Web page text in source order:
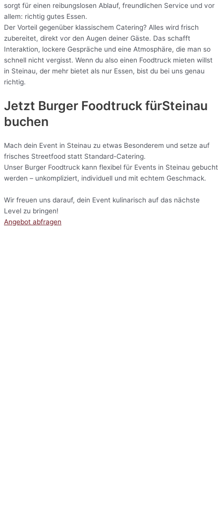
sorgt für einen reibungslosen Ablauf, freundlichen Service und vor
allem: richtig gutes Essen.
Der Vorteil gegenüber klassischem Catering? Alles wird frisch
zubereitet, direkt vor den Augen deiner Gäste. Das schafft
Interaktion, lockere Gespräche und eine Atmosphäre, die man so
schnell nicht vergisst. Wenn du also einen Foodtruck mieten willst
in Steinau, der mehr bietet als nur Essen, bist du bei uns genau
richtig.
Jetzt Burger Foodtruck fürSteinau
buchen
Mach dein Event in Steinau zu etwas Besonderem und setze auf
frisches Streetfood statt Standard-Catering.
Unser Burger Foodtruck kann flexibel für Events in Steinau gebucht
werden – unkompliziert, individuell und mit echtem Geschmack.
Wir freuen uns darauf, dein Event kulinarisch auf das nächste
Level zu bringen!
Angebot abfragen